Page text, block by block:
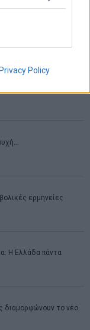
Privacy Policy
H Eλλάδα θα
ερμηνείες
Η Ελλάδα πάντα
διαμορφώνουν το νέο